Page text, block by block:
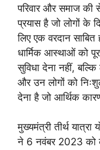
परिवार और समाज की
प्रयास है जो लोगों के
लिए एक वरदान
धार्मिक आस्थाओं को
सुविधा देना नहीं,
और उन लोगों को
देना है जो आर्थिक
मुख्यमंत्री तीर्थ
ने 6 नवंबर 2023 को